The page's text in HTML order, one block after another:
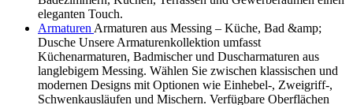
eleganten Touch.
Armaturen Armaturen aus Messing – Küche, Bad &amp;
Dusche Unsere Armaturenkollektion umfasst
Küchenarmaturen, Badmischer und Duscharmaturen aus
langlebigem Messing. Wählen Sie zwischen klassischen und
modernen Designs mit Optionen wie Einhebel-, Zweigriff-,
Schwenkausläufen und Mischern. Verfügbare Oberflächen